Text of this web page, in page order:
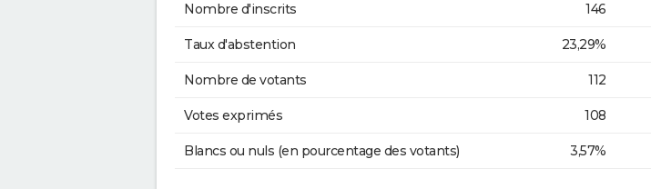
Nombre d'inscrits 146
Taux d'abstention 23,29%
Nombre de votants 112
Votes exprimés 108
Blancs ou nuls (en pourcentage des votants) 3,57%